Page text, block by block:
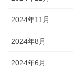
2024年11月
2024年8月
2024年6月